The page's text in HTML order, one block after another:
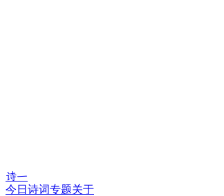
诗一
今日 诗词专题关于